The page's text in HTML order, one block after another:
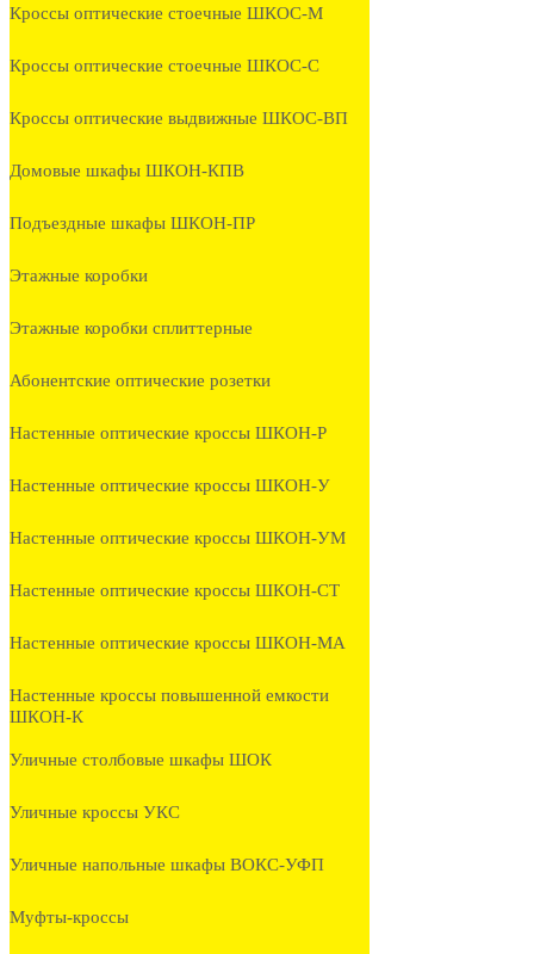
Кроссы оптические стоечные ШКОС-М
Кроссы оптические стоечные ШКОС-С
Кроссы оптические выдвижные ШКОС-ВП
Домовые шкафы ШКОН-КПВ
Подъездные шкафы ШКОН-ПР
Этажные коробки
Этажные коробки сплиттерные
Абонентские оптические розетки
Настенные оптические кроссы ШКОН-Р
Настенные оптические кроссы ШКОН-У
Настенные оптические кроссы ШКОН-УМ
Настенные оптические кроссы ШКОН-СТ
Настенные оптические кроссы ШКОН-МА
Настенные кроссы повышенной емкости
ШКОН-К
Уличные столбовые шкафы ШОК
Уличные кроссы УКС
Уличные напольные шкафы ВОКС-УФП
Муфты-кроссы